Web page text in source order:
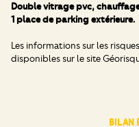
Double vitrage pvc,
1 place de parking extérieure.
Les informations sur les
disponibles sur le site
BILAN